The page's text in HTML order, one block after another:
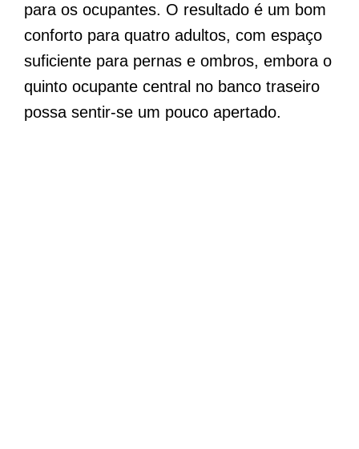
para os ocupantes. O resultado é um bom
conforto para quatro adultos, com espaço
suficiente para pernas e ombros, embora o
quinto ocupante central no banco traseiro
possa sentir-se um pouco apertado.